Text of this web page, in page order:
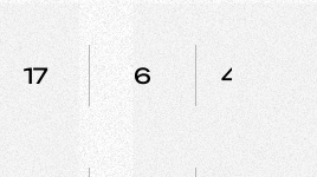
17 6 44.4